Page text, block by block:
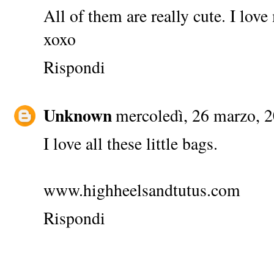
All of them are really cute. I
xoxo
Rispondi
Unknownmercoledì, 26 marzo,
I love all these little bags.
www.highheelsandtutus.com
Rispondi